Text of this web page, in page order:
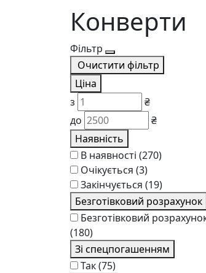
Конверти
Фільтр
Очистити фільтр
Ціна
з
₴
до
₴
Наявність
В наявності (270)
Очікується (3)
Закінчується (19)
Безготівковий розрахунок
Безготівковий
(180)
Зі спецпогашенням
Так(75)